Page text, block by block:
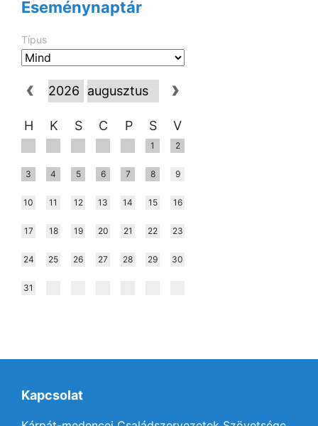
Eseménynaptár
Típus
H K S C P S V
1 2
3 4 5 6 7 8 9
10 11 12 13 14 15 16
17 18 19 20 21 22 23
24 25 26 27 28 29 30
31
Kapcsolat